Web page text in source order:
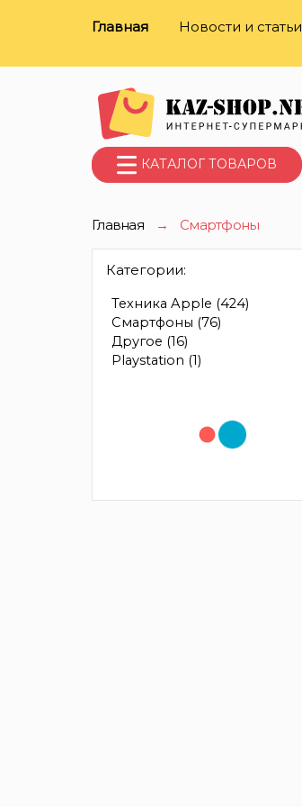
Главная Новости и статьи
КАТАЛОГ ТОВАРОВ
Главная → Смартфоны
Категории:
Техника Apple (424)
Смартфоны (76)
Другое (16)
Playstation (1)